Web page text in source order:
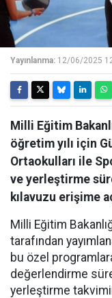
Yayınlanma: 12/06/2025
Milli Eğitim
öğretim yılı için
Ortaokulları ile
ve yerleştirme
kılavuzu erişime
Milli Eğitim
tarafından
bu özel
değerlendirme
yerleştirme